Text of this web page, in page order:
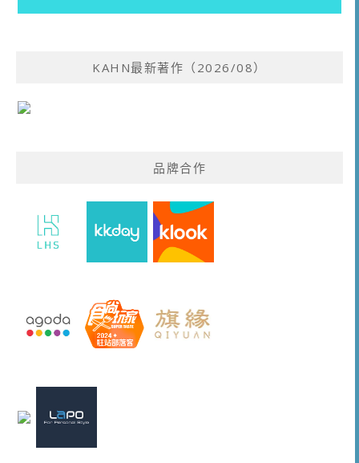
KAHN最新著作（2026/08）
品牌合作